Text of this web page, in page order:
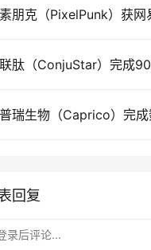
朋克（PixelPunk）获网
肽（ConjuStar）完成
瑞生物（Caprico）完
回复
录后评论...